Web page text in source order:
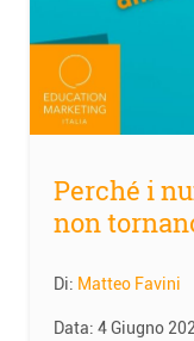
Perché i
non
Di: Matteo Favini
Data: 4 Giugno